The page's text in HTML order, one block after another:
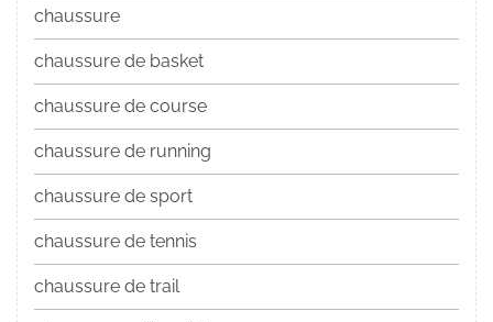
chaussure
chaussure de basket
chaussure de course
chaussure de running
chaussure de sport
chaussure de tennis
chaussure de trail